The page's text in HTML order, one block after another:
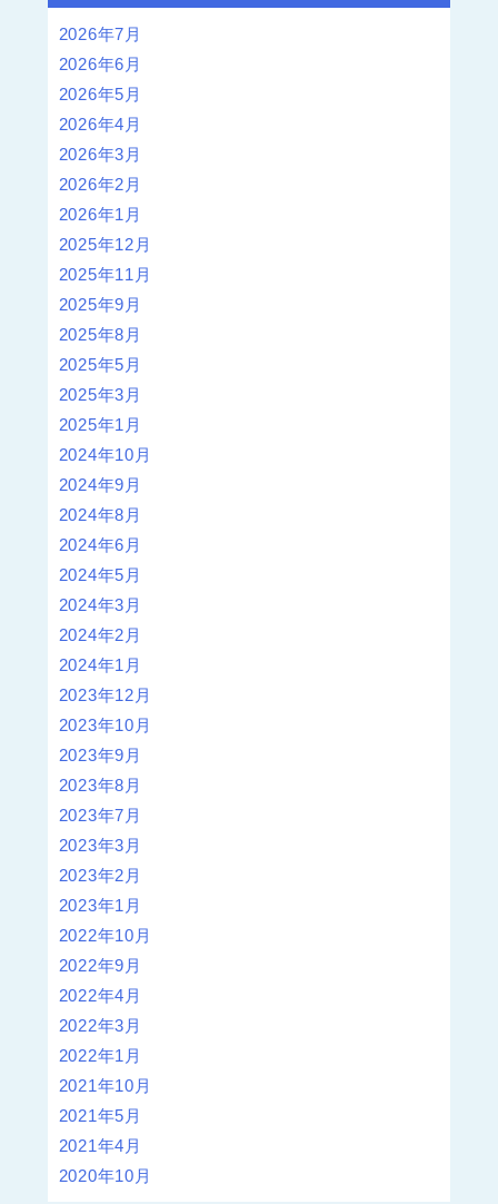
2026年7月
2026年6月
2026年5月
2026年4月
2026年3月
2026年2月
2026年1月
2025年12月
2025年11月
2025年9月
2025年8月
2025年5月
2025年3月
2025年1月
2024年10月
2024年9月
2024年8月
2024年6月
2024年5月
2024年3月
2024年2月
2024年1月
2023年12月
2023年10月
2023年9月
2023年8月
2023年7月
2023年3月
2023年2月
2023年1月
2022年10月
2022年9月
2022年4月
2022年3月
2022年1月
2021年10月
2021年5月
2021年4月
2020年10月